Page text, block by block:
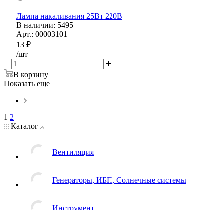
Лампа накаливания 25Вт 220В
В наличии: 5495
Арт.: 00003101
13 ₽
/шт
В корзину
Показать еще
1 2
Каталог
Вентиляция
Генераторы, ИБП, Солнечные системы
Инструмент